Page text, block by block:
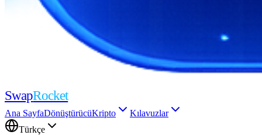
SwapRocket
Ana SayfaDönüştürücüKripto
Kılavuzlar
Türkçe